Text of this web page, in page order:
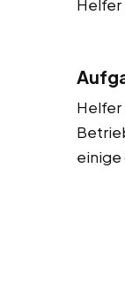
Helfer
Helfer
einige